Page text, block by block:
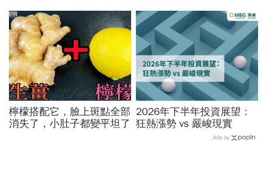
成家，不是憑空而起
檸檬搭配它，臉上斑點全部
消失了，小肚子都變平坦了
PR
2026年下半年投資展望：
狂熱漲勢 vs 嚴峻現實
Ads by